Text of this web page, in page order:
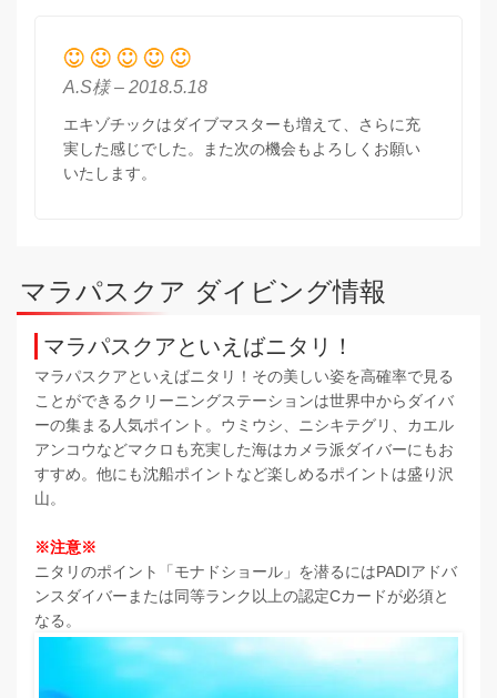
A.S様 – 2018.5.18
エキゾチックはダイブマスターも増えて、さらに充
実した感じでした。また次の機会もよろしくお願い
いたします。
マラパスクア ダイビング情報
マラパスクアといえばニタリ！
マラパスクアといえばニタリ！その美しい姿を高確率で見る
ことができるクリーニングステーションは世界中からダイバ
ーの集まる人気ポイント。ウミウシ、ニシキテグリ、カエル
アンコウなどマクロも充実した海はカメラ派ダイバーにもお
すすめ。他にも沈船ポイントなど楽しめるポイントは盛り沢
山。
※注意※
ニタリのポイント「モナドショール」を潜るにはPADIアドバ
ンスダイバーまたは同等ランク以上の認定Cカードが必須と
なる。